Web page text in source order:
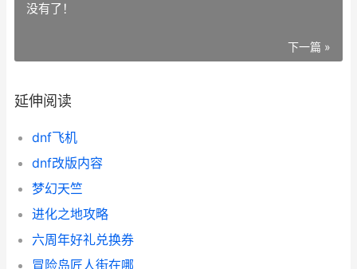
没有了！
下一篇 »
延伸阅读
dnf飞机
dnf改版内容
梦幻天竺
进化之地攻略
六周年好礼兑换券
冒险岛匠人街在哪